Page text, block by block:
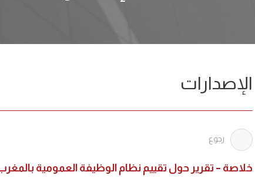
الإصدارات
رجوع
خلاصة – تقرير حول تقييم نظام الوظيفة العمومية